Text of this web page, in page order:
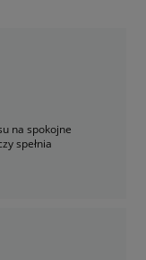
na spokojne
spełnia